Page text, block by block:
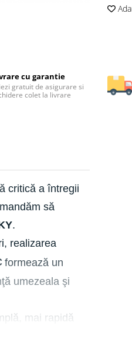
cu garantie
gratuit de asigurare si
colet la livrare
critică a întregii
să
.
realizarea
formează un
umezeala şi
mai rapidă